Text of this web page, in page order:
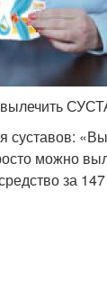
вылечить
суставов:
можно
за